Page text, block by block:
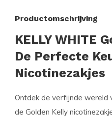
Productomschrijving
KELLY WHITE
De Perfecte
Nicotinezakjes
Ontdek de verfijnde wereld
de Golden Kelly